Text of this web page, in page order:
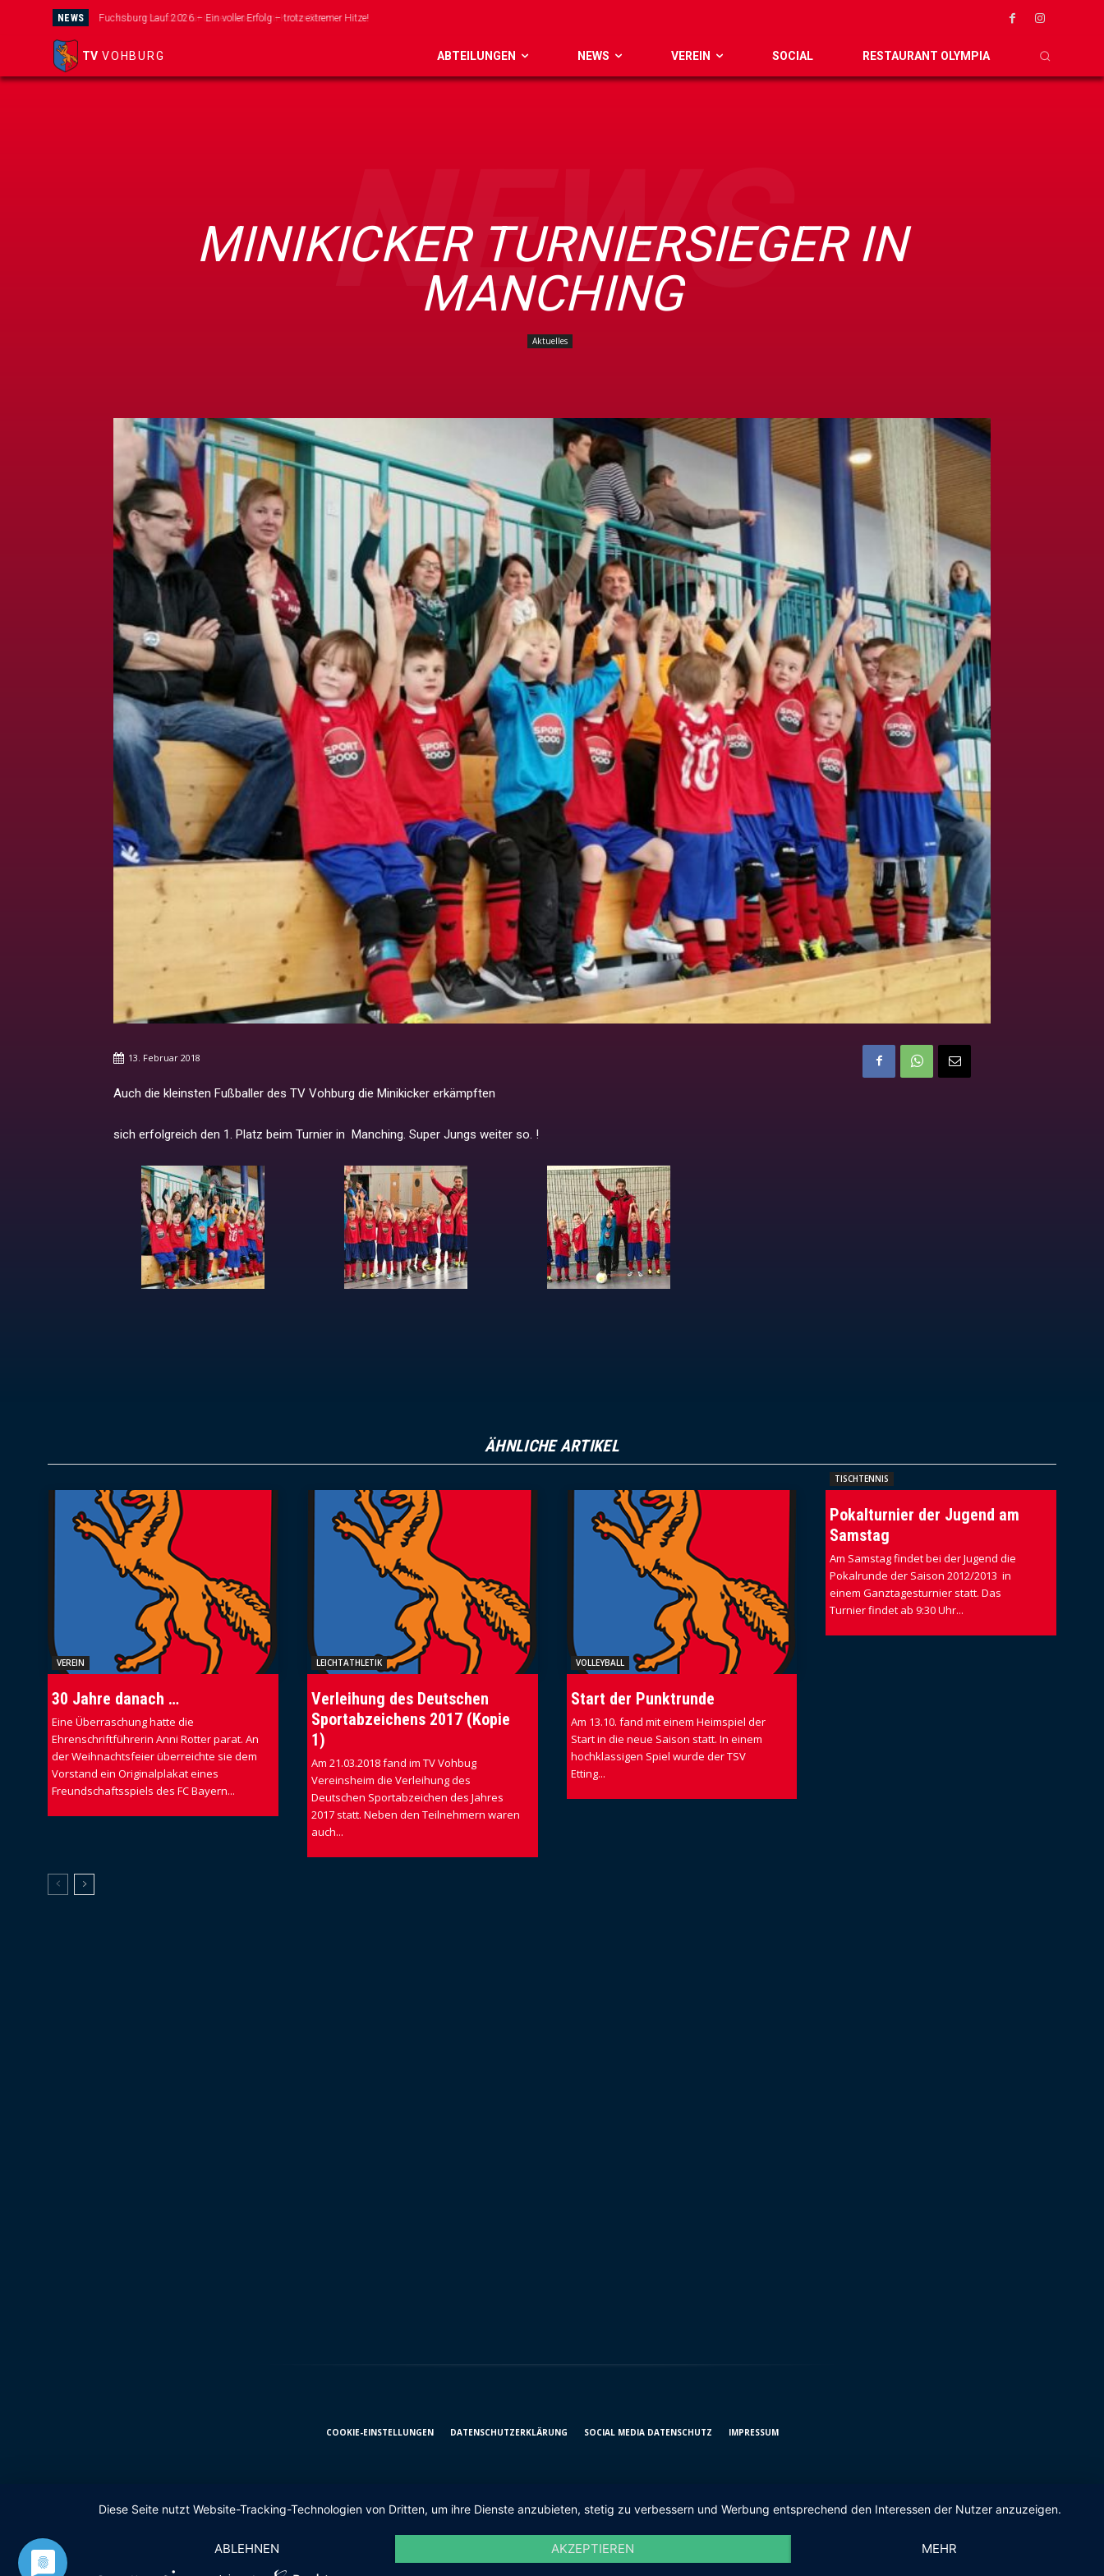
NEWS Wir suchen dich für unser neues Mini-Kicker Team!
TV VOHBURG ABTEILUNGEN NEWS VEREIN SOCIAL RESTAURANT OLYMPIA
NEWS
MINIKICKER TURNIERSIEGER IN
MANCHING
Aktuelles
13. Februar 2018
Auch die kleinsten Fußballer des TV Vohburg die Minikicker erkämpften
sich erfolgreich den 1. Platz beim Turnier in Manching. Super Jungs weiter so. !
ÄHNLICHE ARTIKEL
VEREIN
30 Jahre danach …
Eine Überraschung hatte die
Ehrenschriftführerin Anni Rotter parat. An
der Weihnachtsfeier überreichte sie dem
Vorstand ein Originalplakat eines
Freundschaftsspiels des FC Bayern...
LEICHTATHLETIK
Verleihung des Deutschen
Sportabzeichens 2017 (Kopie
1)
Am 21.03.2018 fand im TV Vohbug
Vereinsheim die Verleihung des
Deutschen Sportabzeichen des Jahres
2017 statt. Neben den Teilnehmern waren
auch...
VOLLEYBALL
Start der Punktrunde
Am 13.10. fand mit einem Heimspiel der
Start in die neue Saison statt. In einem
hochklassigen Spiel wurde der TSV
Etting...
TISCHTENNIS
Pokalturnier der Jugend am
Samstag
Am Samstag findet bei der Jugend die
Pokalrunde der Saison 2012/2013 in
einem Ganztagesturnier statt. Das
Turnier findet ab 9:30 Uhr...
COOKIE-EINSTELLUNGEN DATENSCHUTZ­ERKLÄRUNG SOCIAL MEDIA DATENSCHUTZ IMPRESSUM
Diese Seite nutzt Website-Tracking-Technologien von Dritten, um ihre Dienste anzubieten, stetig zu verbessern und Werbung entsprechend den Interessen der Nutzer anzuzeigen.
ABLEHNEN AKZEPTIEREN MEHR